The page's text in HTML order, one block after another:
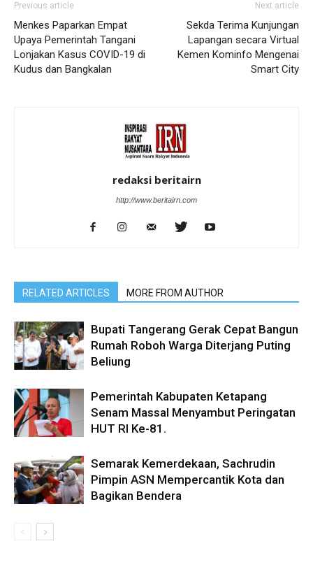
Previous article
Menkes Paparkan Empat
Upaya Pemerintah Tangani
Lonjakan Kasus COVID-19 di
Kudus dan Bangkalan
Next article
Sekda Terima Kunjungan
Lapangan secara Virtual
Kemen Kominfo Mengenai
Smart City
redaksi beritairn
http://www.beritairn.com
RELATED ARTICLES MORE FROM AUTHOR
Bupati Tangerang Gerak Cepat Bangun
Rumah Roboh Warga Diterjang Puting
Beliung
Pemerintah Kabupaten Ketapang
Senam Massal Menyambut Peringatan
HUT RI Ke-81.
Semarak Kemerdekaan, Sachrudin
Pimpin ASN Mempercantik Kota dan
Bagikan Bendera